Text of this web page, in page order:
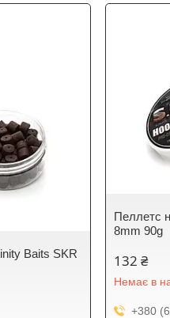
Baits SKR
Пеллетс
8mm 90g
132 ₴
Немає в
+380